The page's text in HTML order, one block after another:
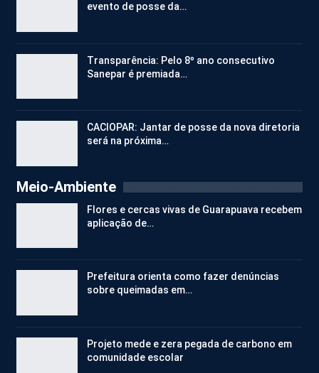
evento de posse da…
Transparência: Pelo 8º ano consecutivo
Sanepar é premiada…
CACIOPAR: Jantar de posse da nova diretoria
será na próxima…
Meio-Ambiente
Flores e cercas vivas de Guarapuava recebem
aplicação de…
Prefeitura orienta como fazer denúncias
sobre queimadas em…
Projeto mede e zera pegada de carbono em
comunidade escolar